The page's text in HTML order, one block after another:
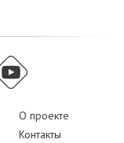
О проекте
Контакты